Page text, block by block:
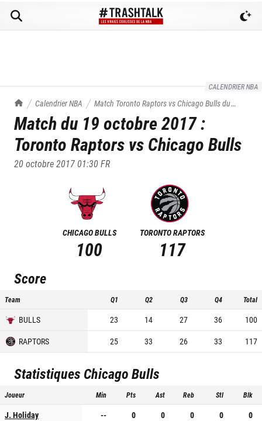
CALENDRIER NBA
TrashTalk Actu NBA
Calendrier NBA Match Toronto Raptors vsChicago Bullsdu
19/10/2017
Match du 19 octobre 2017:
Toronto Raptors vs Chicago Bulls
20 octobre 2017 01:30FR
CHICAGO BULLS
100
TORONTO RAPTORS
117
Score
Team Q1 Q2 Q3 Q4 Total
BULLS 23 14 27 36
100
RAPTORS
25 33 26 33 117
Statistiques Chicago Bulls
Joueur Min Pts Ast Reb Stl Blk
J. Holiday -- 0 0 0 0
0